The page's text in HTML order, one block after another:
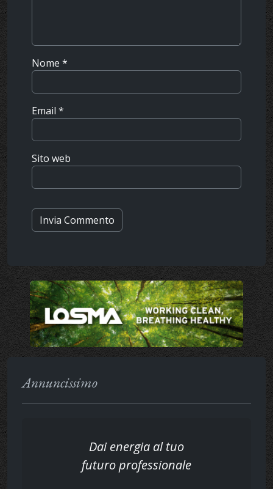
Nome *
Email *
Sito web
Annuncissimo
Dai energia al tuo
futuro professionale